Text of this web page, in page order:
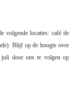
volgende locaties: café de
Blijf op de hoogte over
juli door ons te volgen op